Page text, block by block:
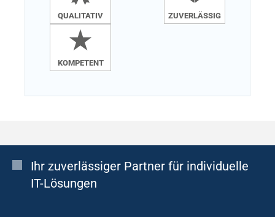
QUALITATIV ZUVERLÄSSIG
KOMPETENT
Ihr zuverlässiger Partner für individuelle
IT-Lösungen